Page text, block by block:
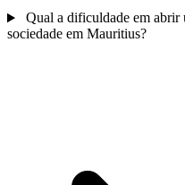
Qual a dificuldade em abrir
sociedade em Mauritius?